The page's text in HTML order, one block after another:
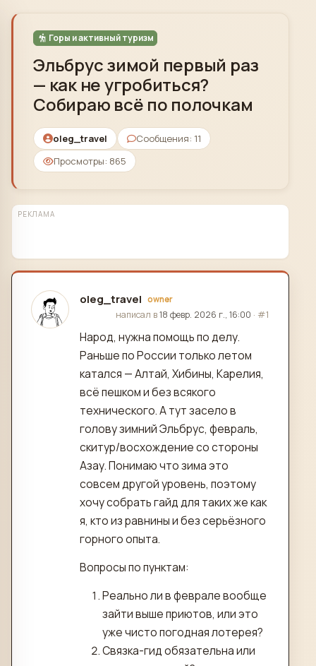
Горы и активный туризм
Эльбрус зимой первый раз
— как не угробиться?
Собираю всё по полочкам
oleg_travel
Сообщения: 11
Просмотры: 865
РЕКЛАМА
oleg_travel owner
отредактировано
написал в18 февр. 2026 г., 16:00 · #1
Народ, нужна помощь по делу.
Раньше по России только летом
катался — Алтай, Хибины, Карелия,
всё пешком и без всякого
технического. А тут засело в
голову зимний Эльбрус, февраль,
скитур/восхождение со стороны
Азау. Понимаю что зима это
совсем другой уровень, поэтому
хочу собрать гайд для таких же как
я, кто из равнины и без серьёзного
горного опыта.
Вопросы по пунктам:
Реально ли в феврале вообще
зайти выше приютов, или это
уже чисто погодная лотерея?
Связка-гид обязательна или